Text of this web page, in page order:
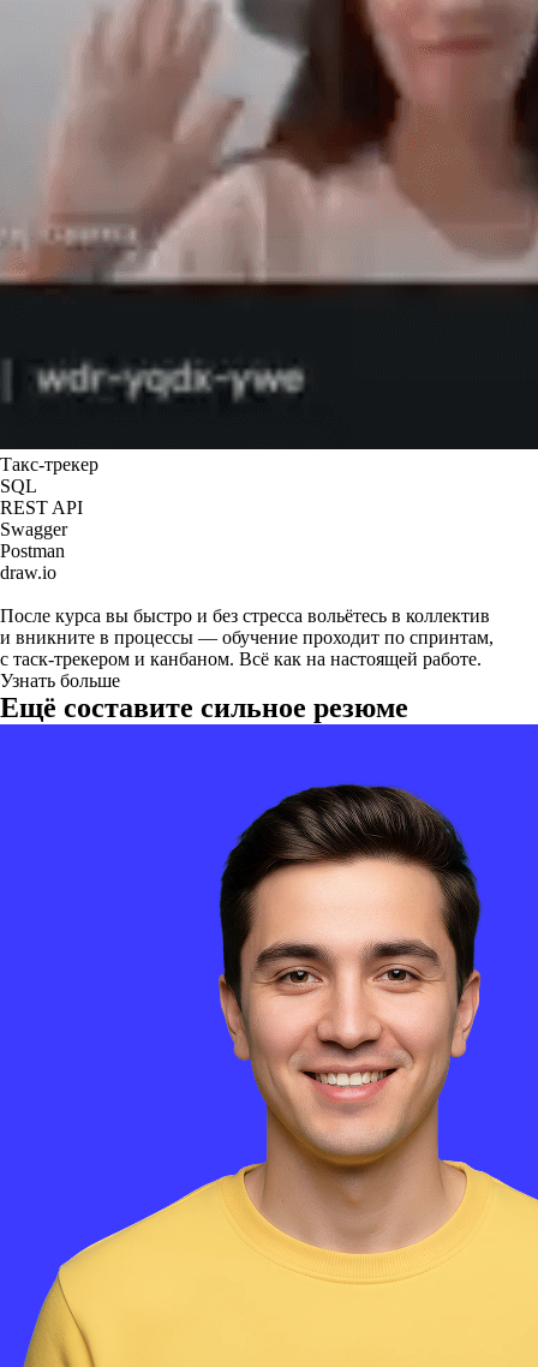
Такс-трекер
SQL
REST API
Swagger
Postman
draw.io
После курса вы быстро и без стресса вольётесь в коллектив
и вникните в процессы — обучение проходит по спринтам,
с таск-трекером и канбаном. Всё как на настоящей работе.
Узнать больше
Ещё составите сильное резюме